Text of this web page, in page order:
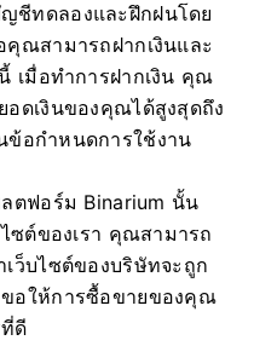
ชีทดลองและฝึกฝนโดย
ณสามารถฝากเงินและ
เมื่อทำการฝากเงิน คุณ
อดเงินของคุณได้สูงสุดถึง
ข้อกำหนดการใช้งาน
ตฟอร์ม Binarium นั้น
ซต์ของเรา คุณสามารถ
ว็บไซต์ของบริษัทจะถูก
อให้การซื้อขายของคุณ
ดี